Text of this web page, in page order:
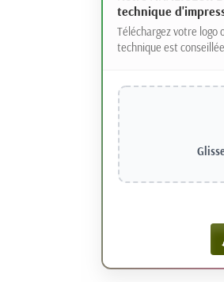
technique
Téléchargez votre logo
technique est conseillée